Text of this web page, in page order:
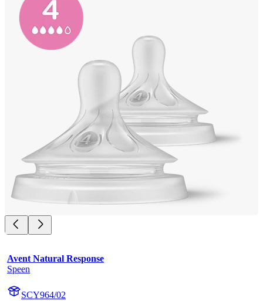
Avent Natural Response
Speen
SCY964/02